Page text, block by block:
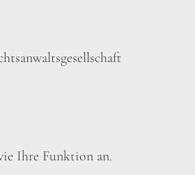
Ihre Funktion an.